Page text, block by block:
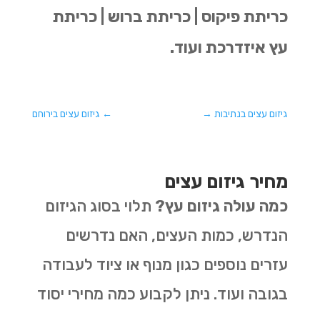
כריתת פיקוס | כריתת ברוש | כריתת
עץ איזדרכת ועוד.
← גיזום עצים בירוחם גיזום עצים בנתיבות→
מחיר גיזום עצים
כמה עולה גיזום עץ? תלוי בסוג הגיזום
הנדרש, כמות העצים, האם נדרשים
עזרים נוספים כגון מנוף או ציוד לעבודה
בגובה ועוד. ניתן לקבוע כמה מחירי יסוד